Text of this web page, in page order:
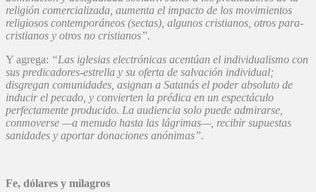
religión comercializada, aumenta el impacto de los movimientos
religiosos contemporáneos (sectas), algunos cristianos, otros para-
cristianos y otros no cristianos”.
Y agrega: “Las iglesias electrónicas acentúan el individualismo con
sus predicadores-estrella y su oferta de salvación individual;
disgregan comunidades, asignan a Satanás el poder absoluto de
inducir el pecado, y convierten la prédica en un espectáculo
perfectamente producido. La audiencia solo puede admirarse,
conmoverse —a menudo hasta las lágrimas—, recibir supuestas
sanidades y aportar donaciones anónimas”.
Fe, dólares y milagros